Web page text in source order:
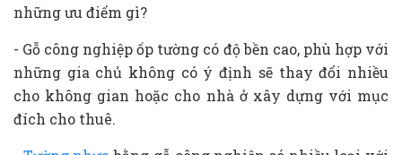
những ưu điểm gì?
- Gỗ công nghiệp ốp tường có độ bền cao, phù hợp với
những gia chủ không có ý định sẽ thay đổi nhiều
cho không gian hoặc cho nhà ở xây dựng với mục
đích cho thuê.